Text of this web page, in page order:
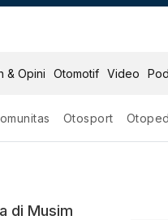
& Opini Otomotif Video
Otosport
di Musim